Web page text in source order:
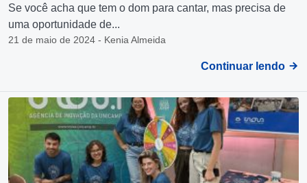
Se você acha que tem o dom para cantar, mas precisa de
uma oportunidade de...
21 de maio de 2024 - Kenia Almeida
Continuar lendo